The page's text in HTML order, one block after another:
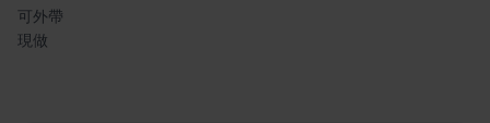
可外帶
現做